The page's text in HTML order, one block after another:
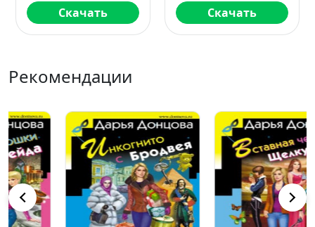
Скачать Скачать
Рекомендации